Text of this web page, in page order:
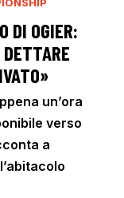
DI OGIER:
un’ora
verso
a